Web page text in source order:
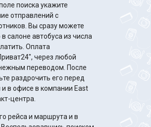
поиска укажите
отправлений с
можете
салоне автобуса из числа
Оплата
через любой
переводом. После
раздрочить его перед
в офисе в компании East
центра.
рейса и маршрута и в